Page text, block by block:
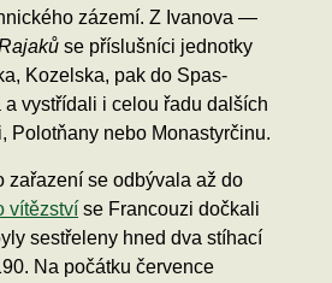
zázemí. Z Ivanova —
se příslušníci jednotky
Kozelska, pak do Spas-
vystřídali i celou řadu dalších
Polotňany nebo Monastyrčinu.
zařazení se odbývala až do
vítězstvíse Francouzi dočkali
sestřeleny hned dva stíhací
Na počátku července